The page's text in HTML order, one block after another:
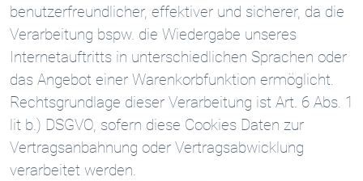
benutzerfreundlicher, effektiver und sicherer, da die
Verarbeitung bspw. die Wiedergabe unseres
Internetauftritts in unterschiedlichen Sprachen oder
das Angebot einer Warenkorbfunktion ermöglicht.
Rechtsgrundlage dieser Verarbeitung ist Art. 6 Abs. 1
lit b.) DSGVO, sofern diese Cookies Daten zur
Vertragsanbahnung oder Vertragsabwicklung
verarbeitet werden.